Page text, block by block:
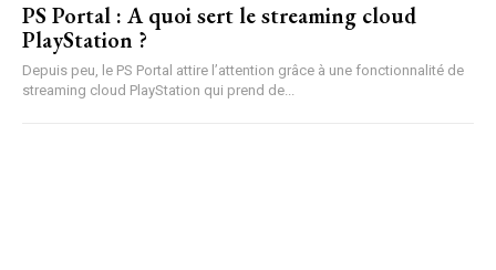
PS Portal : A quoi sert le streaming cloud
PlayStation ?
Depuis peu, le PS Portal attire l’attention grâce à une fonctionnalité de
streaming cloud PlayStation qui prend de...